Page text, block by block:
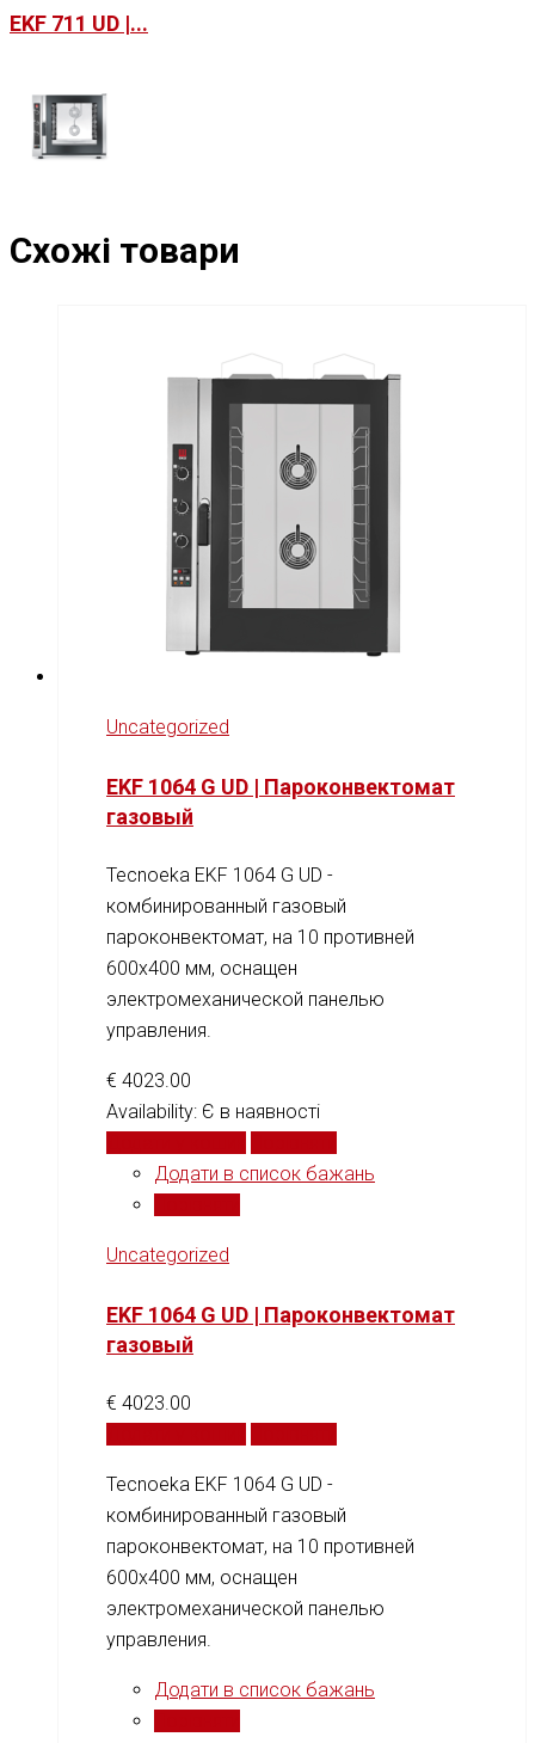
EKF 711 UD |...
Схожі товари
Uncategorized
EKF 1064 G UD | Пароконвектомат
газовый
Tecnoeka EKF 1064 G UD -
комбинированный газовый
пароконвектомат, на 10 противней
600x400 мм, оснащен
электромеханической панелью
управления.
€ 4023.00
Availability: Є в наявності
Додати в список бажань
Uncategorized
EKF 1064 G UD | Пароконвектомат
газовый
€ 4023.00
Tecnoeka EKF 1064 G UD -
комбинированный газовый
пароконвектомат, на 10 противней
600x400 мм, оснащен
электромеханической панелью
управления.
Додати в список бажань